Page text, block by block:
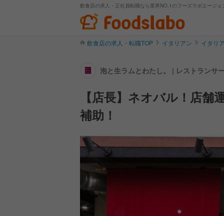
飲食店の求人・正社員転職なら業界NO.1のフーズラボエージェ
飲食店の求人・転職TOP イタリアン イタリ
泡と生ラムとわたし。 | レストランサ
【店長】ネオバル！店
補助！